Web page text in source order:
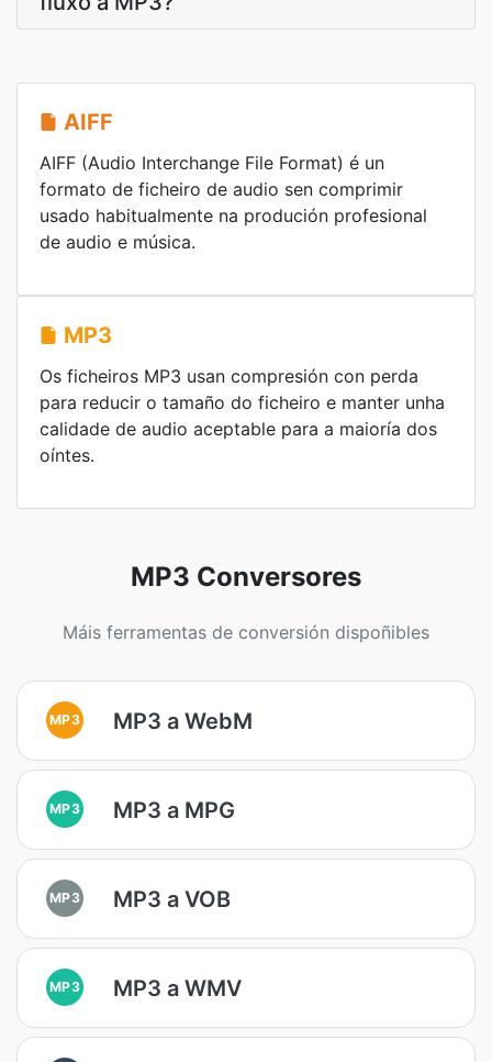
AIFF
AIFF (Audio Interchange File Format) é un
formato de ficheiro de audio sen comprimir
usado habitualmente na produción profesional
de audio e música.
MP3
Os ficheiros MP3 usan compresión con perda
para reducir o tamaño do ficheiro e manter unha
calidade de audio aceptable para a maioría dos
oíntes.
MP3 Conversores
Máis ferramentas de conversión dispoñibles
MP3 MP3 a WebM
MP3 MP3 a MPG
MP3 MP3 a VOB
MP3 MP3 a WMV